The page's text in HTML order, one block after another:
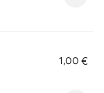
1,00 €